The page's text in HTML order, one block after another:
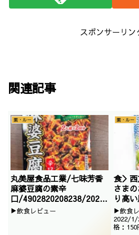
スポンサーリン
関連記事
素・ルー
丸美屋食品工業/七味芳香
麻婆豆腐の素辛
口/4902820208238/2024
/08/24
▶飲食レビュー
素・ルー
食＞
さま
り高
し/
/
▶飲食
2022/1/
格：